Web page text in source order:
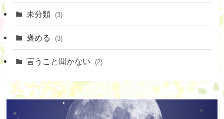
未分類 (3)
褒める (3)
言うこと聞かない (2)